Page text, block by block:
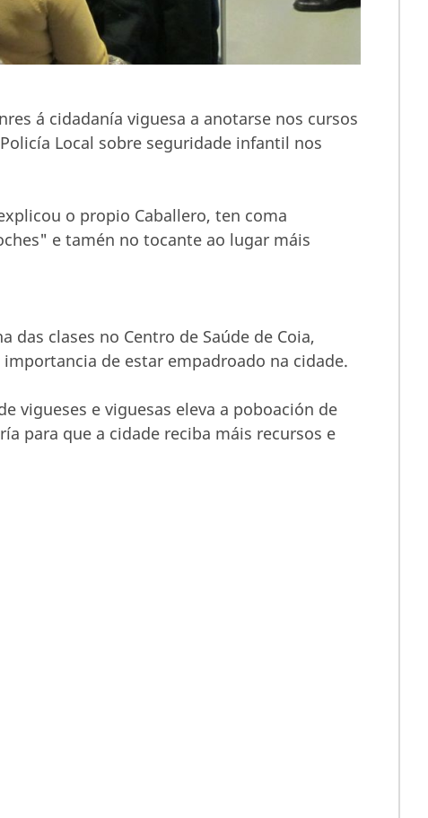
á cidadanía viguesa a anotarse nos cursos
Local sobre seguridade infantil nos
o propio Caballero, ten coma
e tamén no tocante ao lugar máis
clases no Centro de Saúde de Coia,
de estar empadroado na cidade.
vigueses e viguesas eleva a poboación de
para que a cidade reciba máis recursos e